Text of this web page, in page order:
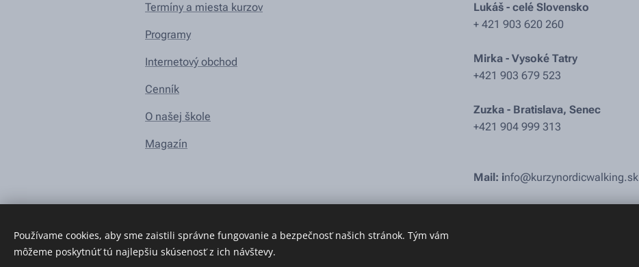
Termíny a miesta kurzov
Programy
Internetový obchod
Cenník
O našej škole
Magazín
Lukáš - celé Slovensko
+ 421 903 620 260
Mirka - Vysoké Tatry
+421 903 679 523
Zuzka - Bratislava, Senec
+421 904 999 313
Mail: info@kurzynordicwalking.sk
Používame cookies, aby sme zaistili správne fungovanie a bezpečnosť našich stránok. Tým vám
môžeme poskytnúť tú najlepšiu skúsenosť z ich návštevy.